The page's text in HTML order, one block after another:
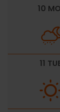
10
11